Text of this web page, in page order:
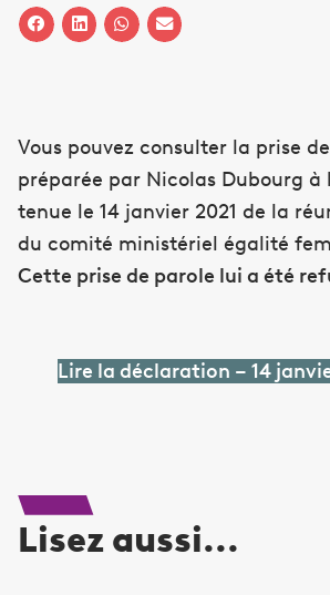
Vous pouvez consulter la prise
préparée par Nicolas Dubourg à
tenue le 14 janvier 2021 de la
du comité ministériel égalité
Cette prise de parole lui a été
Lire la déclaration – 14
Lisez aussi...